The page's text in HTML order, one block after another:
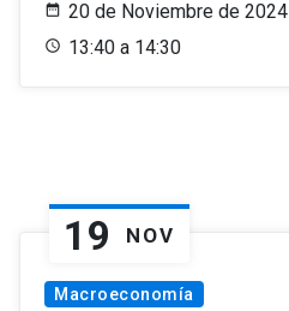
20 de Noviembre de 2024
13:40 a 14:30
19 NOV
Macroeconomía